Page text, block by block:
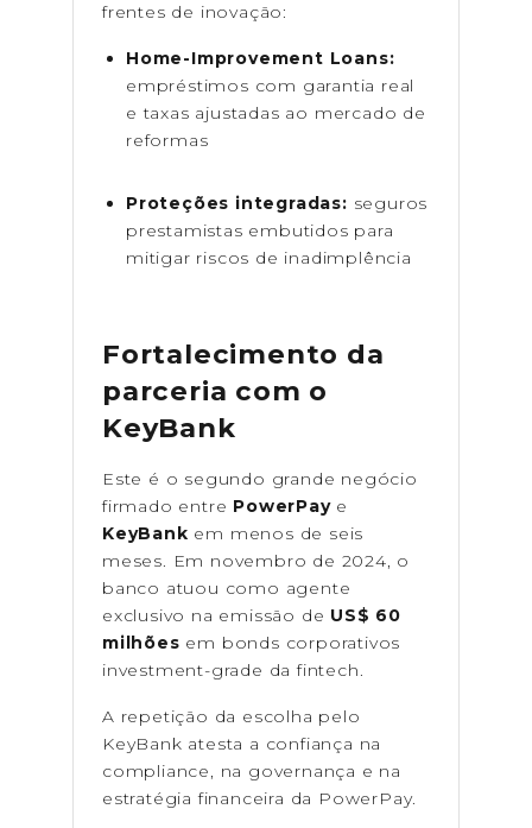
frentes de inovação:
Home-Improvement Loans:
empréstimos com garantia real
e taxas ajustadas ao mercado de
reformas
Proteções integradas: seguros
prestamistas embutidos para
mitigar riscos de inadimplência
Fortalecimento da
parceria com o
KeyBank
Este é o segundo grande negócio
firmado entre PowerPaye
KeyBank em menos de seis
meses. Em novembro de 2024, o
banco atuou como agente
exclusivo na emissão de US$ 60
milhões em bonds corporativos
investment-grade da fintech.
A repetição da escolha pelo
KeyBank atesta a confiança na
compliance, na governança e na
estratégia financeira da PowerPay.